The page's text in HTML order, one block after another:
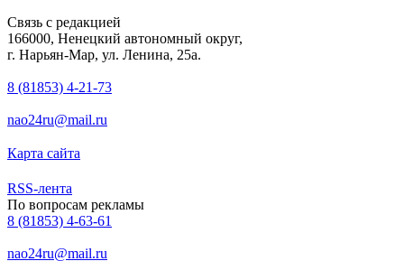
Связь с редакцией
166000, Ненецкий автономный округ,
г. Нарьян-Мар, ул. Ленина, 25а.
8 (81853) 4-21-73
nao24ru@mail.ru
Карта сайта
RSS-лента
По вопросам рекламы
8 (81853) 4-63-61
nao24ru@mail.ru